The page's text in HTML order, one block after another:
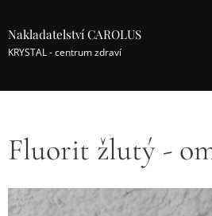
Nakladatelství CAROLUS
KRYSTAL - centrum zdraví
Fluorit žlutý -